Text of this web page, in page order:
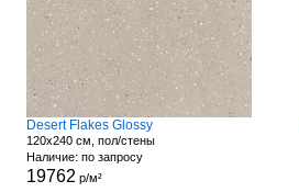
Desert Flakes Glossy
120x240 см, пол/стены
Наличие: по запросу
19762 р/м²